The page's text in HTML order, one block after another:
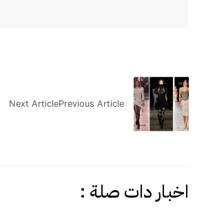
Previous Article
Next Article
اخبار دات صلة :